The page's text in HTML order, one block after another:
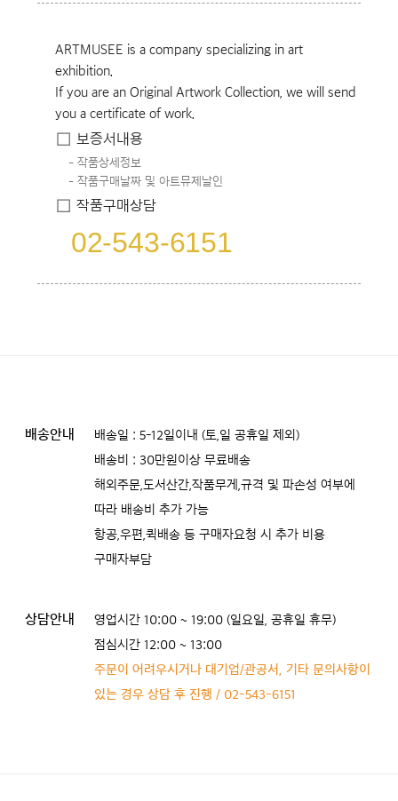
ARTMUSEE is a company specializing in art
exhibition.
If you are an Original Artwork Collection, we will send
you a certificate of work.
보증서내용
작품상세정보
작품구매날짜 및 아트뮤제날인
작품구매상담
02-543-6151
배송안내
배송일 : 5-12일이내 (토,일 공휴일 제외)
배송비 : 30만원이상 무료배송
해외주문,도서산간,작품무게,규격 및 파손성 여부에
따라 배송비 추가 가능
항공,우편,퀵배송 등 구매자요청 시 추가 비용
구매자부담
상담안내
영업시간 10:00 ~ 19:00 (일요일, 공휴일 휴무)
점심시간 12:00 ~ 13:00
주문이 어려우시거나 대기업/관공서, 기타 문의사항이
있는 경우 상담 후 진행 / 02-543-6151